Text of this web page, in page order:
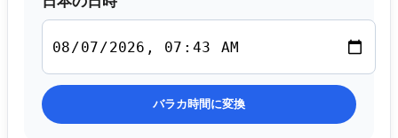
バラカ時間に変換